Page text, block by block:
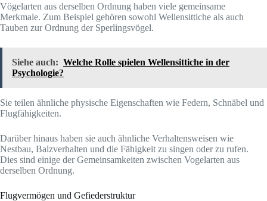
Vögelarten aus derselben Ordnung haben viele gemeinsame
Merkmale. Zum Beispiel gehören sowohl Wellensittiche als auch
Tauben zur Ordnung der Sperlingsvögel.
Siehe auch: Welche Rolle spielen Wellensittiche in der
Psychologie?
Sie teilen ähnliche physische Eigenschaften wie Federn, Schnäbel und
Flugfähigkeiten.
Darüber hinaus haben sie auch ähnliche Verhaltensweisen wie
Nestbau, Balzverhalten und die Fähigkeit zu singen oder zu rufen.
Dies sind einige der Gemeinsamkeiten zwischen Vogelarten aus
derselben Ordnung.
Flugvermögen und Gefiederstruktur